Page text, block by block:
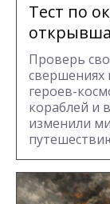
Тест по
Проверь
героев-
кораблей и
изменили